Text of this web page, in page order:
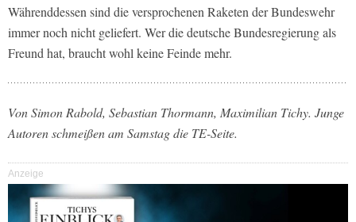
Währenddessen sind die versprochenen Raketen der Bundeswehr
immer noch nicht geliefert. Wer die deutsche Bundesregierung als
Freund hat, braucht wohl keine Feinde mehr.
Von Simon Rabold, Sebastian Thormann, Maximilian Tichy. Junge
Autoren schmeißen am Samstag die TE-Seite.
Anzeige